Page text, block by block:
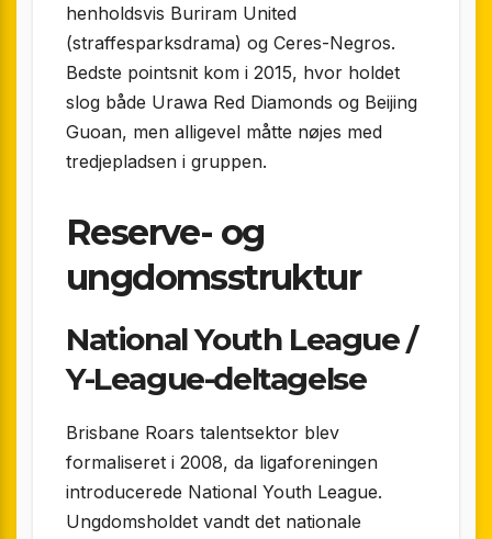
henholdsvis Buriram United
(straffesparksdrama) og Ceres-Negros.
Bedste pointsnit kom i 2015, hvor holdet
slog både Urawa Red Diamonds og Beijing
Guoan, men alligevel måtte nøjes med
tredjepladsen i gruppen.
Reserve- og
ungdomsstruktur
National Youth League /
Y-League-deltagelse
Brisbane Roars talentsektor blev
formaliseret i 2008, da ligaforeningen
introducerede National Youth League.
Ungdomsholdet vandt det nationale